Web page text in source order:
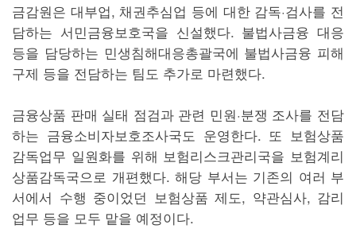
금감원은 대부업, 채권추심업 등에 대한 감독·검사를 전
담하는 서민금융보호국을 신설했다. 불법사금융 대응
등을 담당하는 민생침해대응총괄국에 불법사금융 피해
구제 등을 전담하는 팀도 추가로 마련했다.
금융상품 판매 실태 점검과 관련 민원·분쟁 조사를 전담
하는 금융소비자보호조사국도 운영한다. 또 보험상품
감독업무 일원화를 위해 보험리스크관리국을 보험계리
상품감독국으로 개편했다. 해당 부서는 기존의 여러 부
서에서 수행 중이었던 보험상품 제도, 약관심사, 감리
업무 등을 모두 맡을 예정이다.